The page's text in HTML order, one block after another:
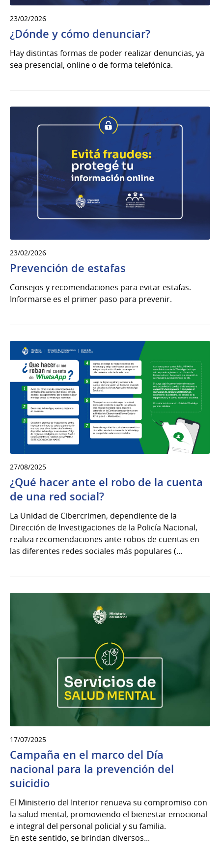
23/02/2026
¿Dónde y cómo denunciar?
Hay distintas formas de poder realizar denuncias, ya
sea presencial, online o de forma telefónica.
23/02/2026
Prevención de estafas
Consejos y recomendaciones para evitar estafas.
Informarse es el primer paso para prevenir.
27/08/2025
¿Qué hacer ante el robo de la cuenta
de una red social?
La Unidad de Cibercrimen, dependiente de la
Dirección de Investigaciones de la Policía Nacional,
realiza recomendaciones ante robos de cuentas en
las diferentes redes sociales más populares (...
17/07/2025
Campaña en el marco del Día
nacional para la prevención del
suicidio
El Ministerio del Interior renueva su compromiso con
la salud mental, promoviendo el bienestar emocional
e integral del personal policial y su familia.
En este sentido, se brindan diversos...